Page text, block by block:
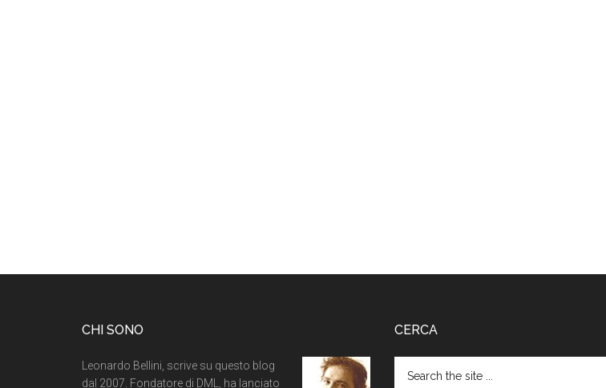
CHI SONO
Leonardo Bellini, scrive su questo blog
dal 2007. Fondatore di DML, ha lanciato
CERCA